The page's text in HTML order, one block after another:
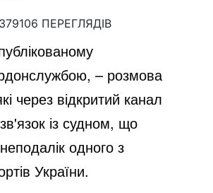
y
V
i
d
379106 ПЕРЕГЛЯДІВ
– розмова
через відкритий канал
із судном, що
одного з
України.